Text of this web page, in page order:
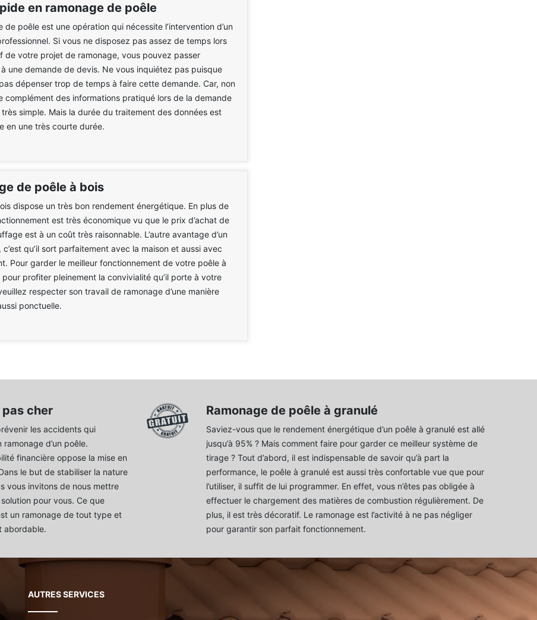
en ramonage de poêle
de poêle est une opération qui nécessite l’intervention d’un
Si vous ne disposez pas assez de temps lors
de votre projet de ramonage, vous pouvez passer
une demande de devis. Ne vous inquiétez pas puisque
dépenser trop de temps à faire cette demande. Car, non
complément des informations pratiqué lors de la demande
simple. Mais la durée du traitement des données est
en une très courte durée.
de poêle à bois
dispose un très bon rendement énergétique. En plus de
est très économique vu que le prix d’achat de
est à un coût très raisonnable. L’autre avantage d’un
c’est qu’il sort parfaitement avec la maison et aussi avec
Pour garder le meilleur fonctionnement de votre poêle à
pour profiter pleinement la convivialité qu’il porte à votre
respecter son travail de ramonage d’une manière
ponctuelle.
pas cher
les accidents qui
ramonage d’un poêle.
financière oppose la mise en
le but de stabiliser la nature
vous invitons de nous mettre
pour vous. Ce que
un ramonage de tout type et
abordable.
Ramonage de poêle à granulé
Saviez-vous que le rendement énergétique d’un poêle à granulé est allé
jusqu’à 95% ? Mais comment faire pour garder ce meilleur système de
tirage ? Tout d’abord, il est indispensable de savoir qu’à part la
performance, le poêle à granulé est aussi très confortable vue que pour
l’utiliser, il suffit de lui programmer. En effet, vous n’êtes pas obligée à
effectuer le chargement des matières de combustion régulièrement. De
plus, il est très décoratif. Le ramonage est l’activité à ne pas négliger
pour garantir son parfait fonctionnement.
AUTRES SERVICES